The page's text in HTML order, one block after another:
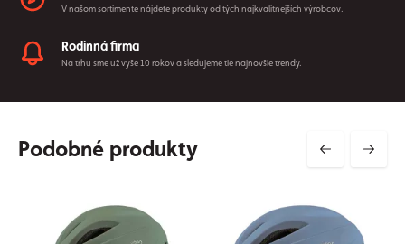
V našom sortimente nájdete produkty od tých najkvalitnejších výrobcov.
Rodinná firma
Na trhu sme už vyše 10 rokov a sledujeme tie najnovšie trendy.
Podobné produkty